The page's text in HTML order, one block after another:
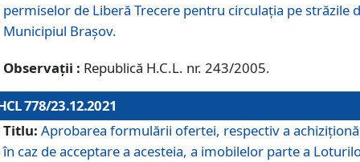
permiselor de Liberă Trecere pentru circulația pe străzile
Municipiul Braşov.
Observații : Republică H.C.L. nr. 243/2005.
778/23.12.2021
Titlu: Aprobarea formulării ofertei, respectiv a
în caz de acceptare a acesteia, a imobilelor parte a